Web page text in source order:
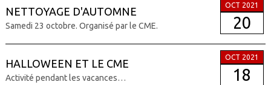
NETTOYAGE D'AUTOMNE
Samedi 23 octobre. Organisé par le CME.
OCT 2021
20
HALLOWEEN ET LE CME
Activité pendant les vacances…
OCT 2021
18